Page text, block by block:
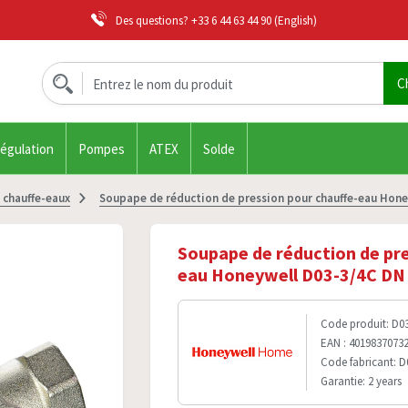
Des questions? +33 6 44 63 44 90(English)
Pompes ATEX Solde
eaux Soupape de réduction de pression pour chauffe-eau
Soupape de réduction de
eau Honeywell D03-3/4C
Code produit:
EAN :
Code fabricant:
Garantie: 2 years